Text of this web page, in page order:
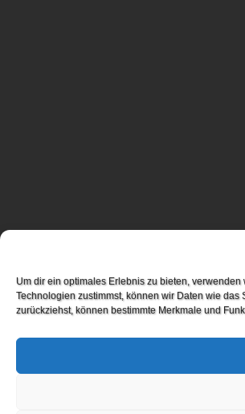
Um dir ein optimales Erlebnis zu bieten,
Technologien zustimmst, können wir Daten wie
zurückziehst, können bestimmte Merkmale und